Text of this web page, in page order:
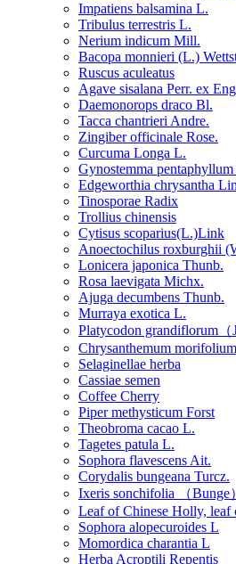
Impatiens balsamina L.
Tribulus terrestris L.
Nerium indicum Mill.
Bacopa monnieri (L.)
Ruscus aculeatus
Agave sisalana Perr. ex
Daemonorops draco Bl.
Tacca chantrieri Andre.
Zingiber officinale Rose.
Curcuma Longa L.
Gynostemma
Edgeworthia chrysantha
Tinosporae Radix
Trollius chinensis
Cytisus scoparius(L.)Link
Anoectochilus roxburghii
Lonicera japonica Thunb.
Rosa laevigata Michx.
Ajuga decumbens Thunb.
Murraya exotica L.
Platycodon grandiflorum
Chrysanthemum
Selaginellae herba
Cassiae semen
Coffee Cherry
Piper methysticum Forst
Theobroma cacao L.
Tagetes patula L.
Sophora flavescens Ait.
Corydalis bungeana Turcz.
Ixeris sonchifolia （Bunge
Leaf of Chinese Holly,
Sophora alopecuroides L
Momordica charantia L
Herba Acroptili Repentis